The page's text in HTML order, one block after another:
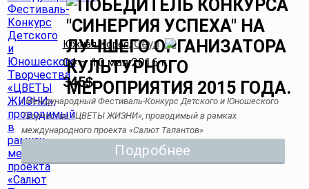
Южная Корея,Сеул
04 — 10 мая 2016 г.
345$
I Международный Фестиваль-Конкурс Детского и Юношеского
Творчества «ЦВЕТЫ ЖИЗНИ», проводимый в рамках
международного проекта «Салют Талантов»
Подробнее